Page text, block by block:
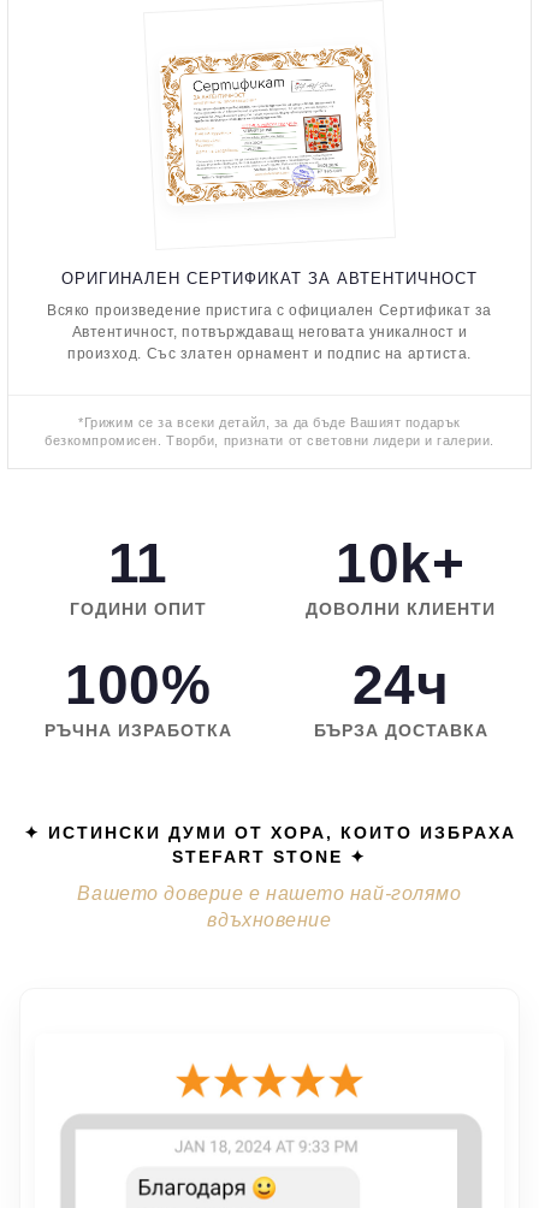
ОРИГИНАЛЕН СЕРТИФИКАТ ЗА АВТЕНТИЧНОСТ
Всяко произведение пристига с официален Сертификат за
Автентичност, потвърждаващ неговата уникалност и
произход. Със златен орнамент и подпис на артиста.
*Грижим се за всеки детайл, за да бъде Вашият подарък
безкомпромисен. Творби, признати от световни лидери и галерии.
11
ГОДИНИ ОПИТ
10k+
ДОВОЛНИ КЛИЕНТИ
100%
РЪЧНА ИЗРАБОТКА
24ч
БЪРЗА ДОСТАВКА
✦ ИСТИНСКИ ДУМИ ОТ ХОРА, КОИТО ИЗБРАХА
STEFART STONE ✦
Вашето доверие е нашето най-голямо
вдъхновение